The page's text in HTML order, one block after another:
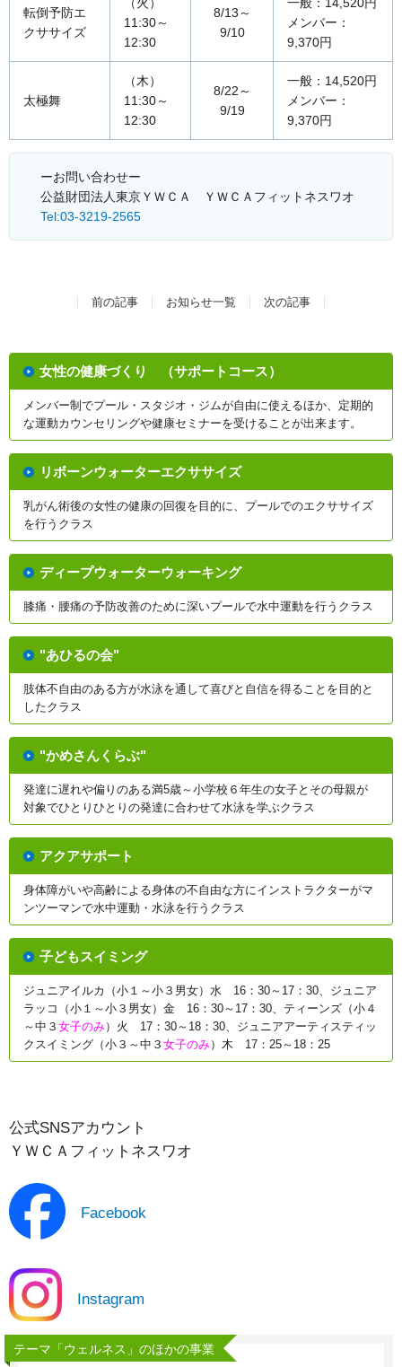
転倒予防エ
クササイズ
（火）
11:30～
12:30
8/13～
9/10
一般：14,520円
メンバー：
9,370円
太極舞
（木）
11:30～
12:30
8/22～
9/19
一般：14,520円
メンバー：
9,370円
ーお問い合わせー
公益財団法人東京ＹＷＣＡ ＹＷＣＡフィットネスワオ
Tel:03-3219-2565
前の記事 お知らせ一覧 次の記事
女性の健康づくり （サポートコース）
メンバー制でプール・スタジオ・ジムが自由に使えるほか、定期的
な運動カウンセリングや健康セミナーを受けることが出来ます。
リボーンウォーターエクササイズ
乳がん術後の女性の健康の回復を目的に、プールでのエクササイズ
を行うクラス
ディープウォーターウォーキング
膝痛・腰痛の予防改善のために深いプールで水中運動を行うクラス
"あひるの会"
肢体不自由のある方が水泳を通して喜びと自信を得ることを目的と
したクラス
"かめさんくらぶ"
発達に遅れや偏りのある満5歳～小学校６年生の女子とその母親が
対象でひとりひとりの発達に合わせて水泳を学ぶクラス
アクアサポート
身体障がいや高齢による身体の不自由な方にインストラクターがマ
ンツーマンで水中運動・水泳を行うクラス
子どもスイミング
ジュニアイルカ（小１～小３男女）水 16：30～17：30、ジュニア
ラッコ（小１～小３男女）金 16：30～17：30、ティーンズ（小４
～中３ 女子のみ）火 17：30～18：30、ジュニアアーティスティッ
クスイミング（小３～中３ 女子のみ）木 17：25～18：25
公式SNSアカウント
ＹＷＣＡフィットネスワオ
Facebook
Instagram
テーマ「ウェルネス」のほかの事業